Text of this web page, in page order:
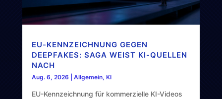
EU-KENNZEICHNUNG GEGEN
DEEPFAKES: SAGA WEIST KI-QUELLEN
NACH
Aug. 6, 2026 Allgemein, KI
EU-Kennzeichnung für kommerzielle KI-Videos